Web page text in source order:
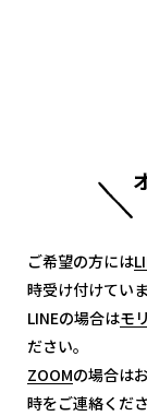
ご希望の方には
時受け付けていま
LINEの場合はモ
モ
ださい。
ZOOM
ZOOMの場合は
時をご連絡くださ